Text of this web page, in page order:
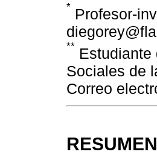
* Profesor-
**
Sociales de
Correo